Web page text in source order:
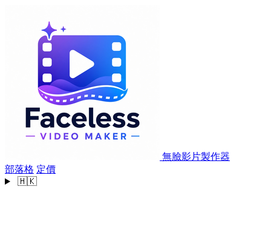
無臉影片製作器
部落格 定價
🇭🇰